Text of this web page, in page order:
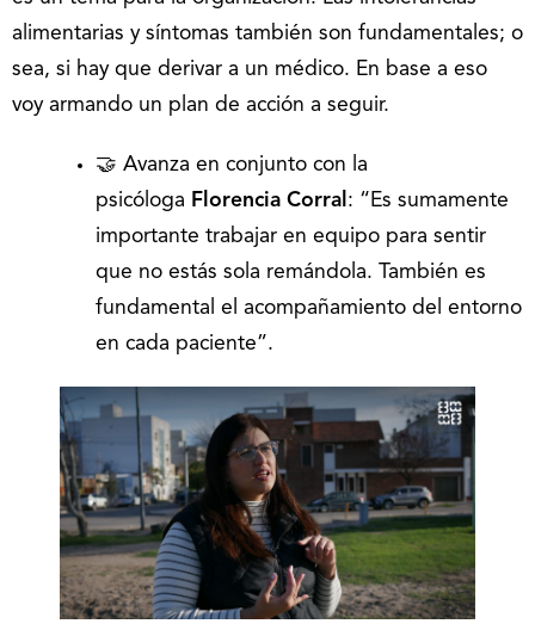
alimentarias y síntomas también son fundamentales; o
sea, si hay que derivar a un médico. En base a eso
voy armando un plan de acción a seguir.
🤝 Avanza en conjunto con la
psicóloga Florencia Corral : “Es sumamente
importante trabajar en equipo para sentir
que no estás sola remándola. También es
fundamental el acompañamiento del entorno
en cada paciente”.